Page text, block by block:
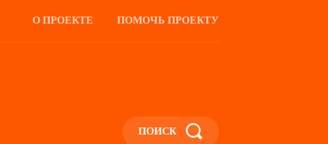
О ПРОЕКТЕ ПОМОЧЬ ПРОЕКТУ
ПОИСК